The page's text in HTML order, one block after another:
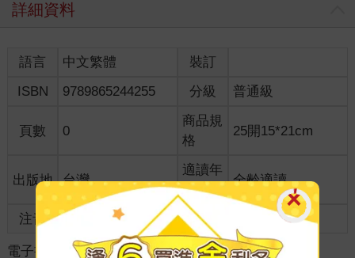
詳細資料
語言 中文繁體
裝訂
ISBN
9789865244255 分級 普通級
頁數 0
商品規
格
25開15*21cm
出版地 台灣
適讀年
齡
全齡適讀
注音 級別
電子書 漫畫 ＞ GL /百合 ＞ GL /百合